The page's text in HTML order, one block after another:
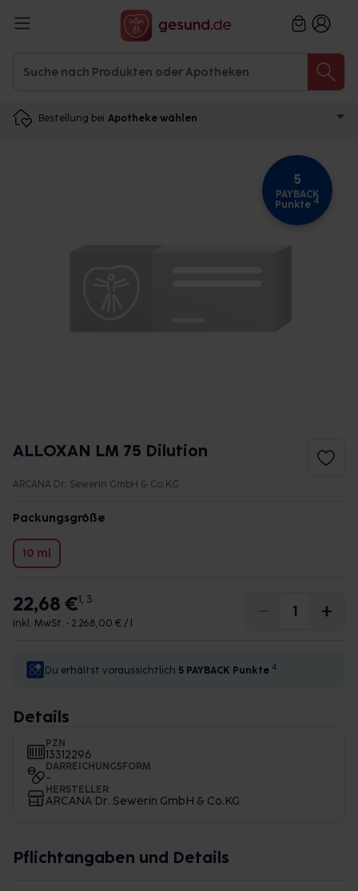
Bestellung bei Apotheke wählen
5
PAYBACK
Punkte 4
ALLOXAN LM 75 Dilution
ARCANA Dr. Sewerin GmbH & Co.KG
Packungsgröße
10 ml
22,68 €1, 3
inkl. MwSt. • 2.268,00 € / l
Du erhältst voraussichtlich 5 PAYBACK Punkte 4
Details
PZN
13312296
DARREICHUNGSFORM
-
HERSTELLER
ARCANA Dr. Sewerin GmbH & Co.KG
Pflichtangaben und Details